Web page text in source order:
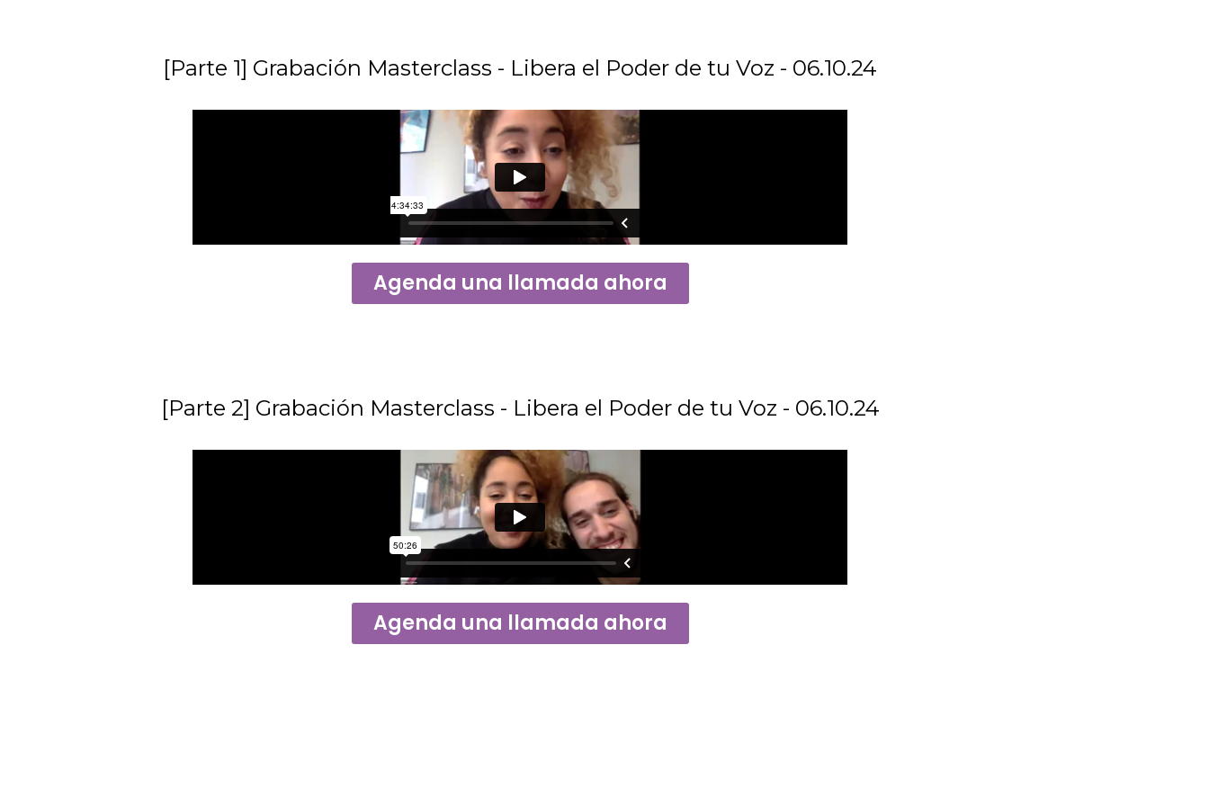
[Parte 1] Grabación Masterclass - Libera el Poder de tu Voz - 06.10.24
Agenda una llamada ahora
[Parte 2] Grabación Masterclass - Libera el Poder de tu Voz - 06.10.24
Agenda una llamada ahora